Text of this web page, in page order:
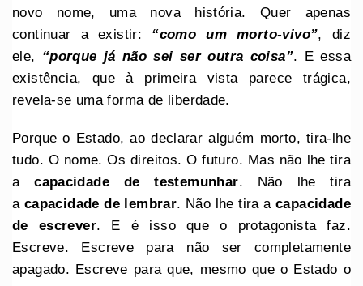
novo nome, uma nova história. Quer apenas
continuar a existir: “como um morto-vivo”, diz
ele, “porque já não sei ser outra coisa”. E essa
existência, que à primeira vista parece trágica,
revela-se uma forma de liberdade.
Porque o Estado, ao declarar alguém morto, tira-lhe
tudo. O nome. Os direitos. O futuro. Mas não lhe tira
acapacidade de testemunhar. Não lhe tira
a capacidade de lembrar. Não lhe tira acapacidade
de escrever. E é isso que o protagonista faz.
Escreve. Escreve para não ser completamente
apagado. Escreve para que, mesmo que o Estado o